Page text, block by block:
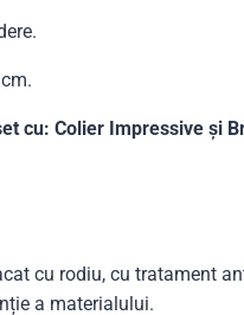
cu: Colier Impressive și
cu rodiu, cu tratament
a materialului.